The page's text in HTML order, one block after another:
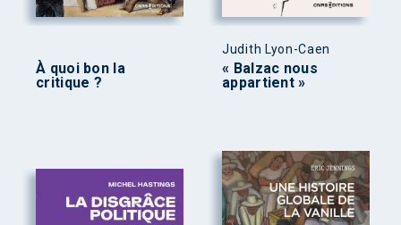
À quoi bon la
critique ?
Judith Lyon-Caen
« Balzac nous
appartient »